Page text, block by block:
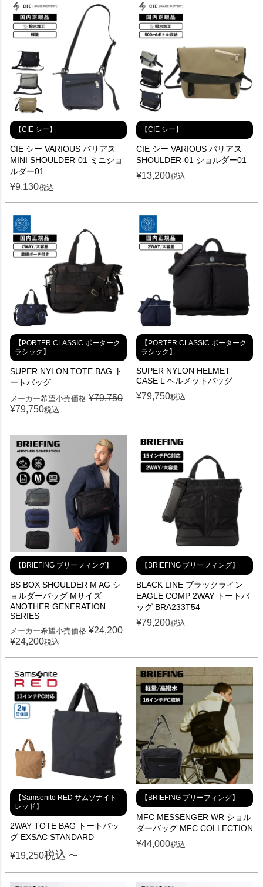
【CIE シー】
CIE シー VARIOUS バリアス
MINI SHOULDER-01 ミニショ
ルダー01
¥9,130税込
【CIE シー】
CIE シー VARIOUS バリアス
SHOULDER-01 ショルダー01
¥13,200税込
【PORTER CLASSIC ポーターク
ラシック】
SUPER NYLON TOTE BAG ト
ートバッグ
メーカー希望小売価格 ¥79,750
¥79,750税込
【PORTER CLASSIC ポーターク
ラシック】
SUPER NYLON HELMET
CASE L ヘルメットバッグ
¥79,750税込
【BRIEFING ブリーフィング】
BS BOX SHOULDER M AG シ
ョルダーバッグ Mサイズ
ANOTHER GENERATION
SERIES
メーカー希望小売価格 ¥24,200
¥24,200税込
【BRIEFING ブリーフィング】
BLACK LINE ブラックライン
EAGLE COMP 2WAY トートバ
ッグ BRA233T54
¥79,200税込
【Samsonite RED サムソナイト
レッド】
2WAY TOTE BAG トートバッ
グ EXSAC STANDARD
¥19,250税込 〜
【BRIEFING ブリーフィング】
MFC MESSENGER WR ショル
ダーバッグ MFC COLLECTION
¥44,000税込